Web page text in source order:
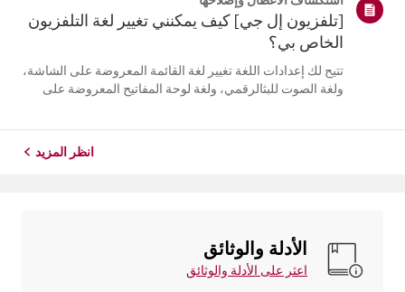
[تلفزيون إل جي] كيف يمكنني تغيير لغة التلفزيون
الخاص بي؟
تتيح لك إعدادات اللغة تغيير لغة القائمة المعروضة على الشاشة،
ولغة الصوت للبثالرقمي، ولغة لوحة المفاتيح المعروضة على
انظر المزيد
الأدلة والوثائق
اعثر على الأدلة والوثائق